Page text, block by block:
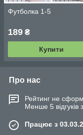
Футболка 1-5
189 ₴
Купити
Про нас
Рейтинг не
Менше 5 відгуків
Працює з